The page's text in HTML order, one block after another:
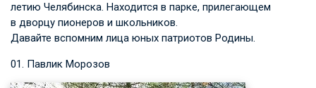
летию Челябинска. Находится в парке, прилегающем
в дворцу пионеров и школьников.
Давайте вспомним лица юных патриотов Родины.
01. Павлик Морозов